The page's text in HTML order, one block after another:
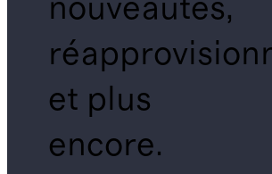
nouveautés,
et plus
encore.